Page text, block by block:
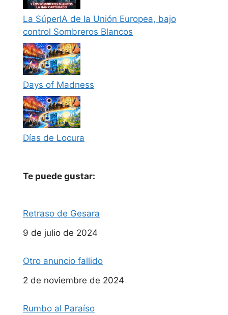
La SúperIA de la Unión Europea, bajo
control Sombreros Blancos
Days of Madness
Días de Locura
Te puede gustar:
Retraso de Gesara
Fecha
9 de julio de 2024
Otro anuncio fallido
Fecha
2 de noviembre de 2024
Rumbo al Paraíso